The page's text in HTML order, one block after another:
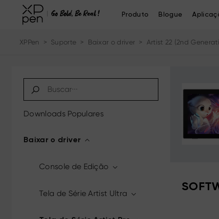
Produto Blogue
XPPen > Suporte > Baixar o driver > Artist 22 (2nd
Downloads Populares
Baixar o driver
Console de Edição
Tela de Série Artist Ultra